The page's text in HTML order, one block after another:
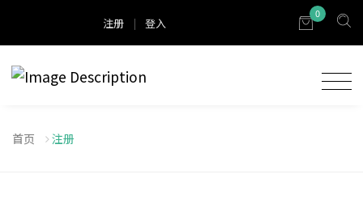
注册 | 登入
0
首页 注册